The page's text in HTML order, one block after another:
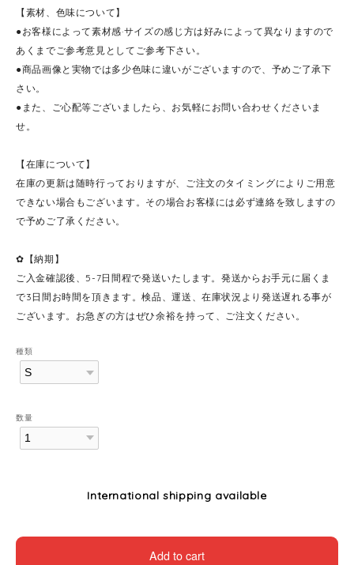
【素材、色味について】
●お客様によって素材感·サイズの感じ方は好みによって異なりますので
あくまでご参考意見としてご参考下さい。
●商品画像と実物では多少色味に違いがございますので、予めご了承下
さい。
●また、ご心配等ございましたら、お気軽にお問い合わせくださいま
せ。
【在庫について】
在庫の更新は随時行っておりますが、ご注文のタイミングによりご用意
できない場合もございます。その場合お客様には必ず連絡を致しますの
で予めご了承ください。
✿【納期】
ご入金確認後、5-7日間程で発送いたします。発送からお手元に届くま
で3日間お時間を頂きます。検品、運送、在庫状況より発送遅れる事が
ございます。お急ぎの方はぜひ余裕を持って、ご注文ください。
種類
数量
International shipping available
Add to cart